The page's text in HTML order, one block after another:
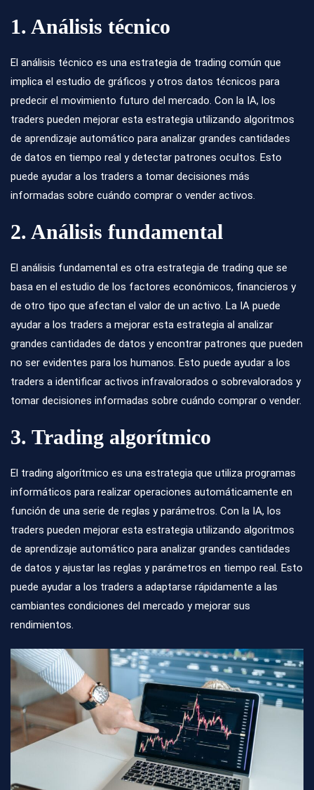
1. Análisis técnico
El análisis técnico es una estrategia de trading común que
implica el estudio de gráficos y otros datos técnicos para
predecir el movimiento futuro del mercado. Con la IA, los
traders pueden mejorar esta estrategia utilizando algoritmos
de aprendizaje automático para analizar grandes cantidades
de datos en tiempo real y detectar patrones ocultos. Esto
puede ayudar a los traders a tomar decisiones más
informadas sobre cuándo comprar o vender activos.
2. Análisis fundamental
El análisis fundamental es otra estrategia de trading que se
basa en el estudio de los factores económicos, financieros y
de otro tipo que afectan el valor de un activo. La IA puede
ayudar a los traders a mejorar esta estrategia al analizar
grandes cantidades de datos y encontrar patrones que pueden
no ser evidentes para los humanos. Esto puede ayudar a los
traders a identificar activos infravalorados o sobrevalorados y
tomar decisiones informadas sobre cuándo comprar o vender.
3. Trading algorítmico
El trading algorítmico es una estrategia que utiliza programas
informáticos para realizar operaciones automáticamente en
función de una serie de reglas y parámetros. Con la IA, los
traders pueden mejorar esta estrategia utilizando algoritmos
de aprendizaje automático para analizar grandes cantidades
de datos y ajustar las reglas y parámetros en tiempo real. Esto
puede ayudar a los traders a adaptarse rápidamente a las
cambiantes condiciones del mercado y mejorar sus
rendimientos.